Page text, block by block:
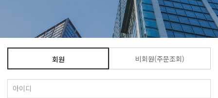
회원 비회원(주문조회)